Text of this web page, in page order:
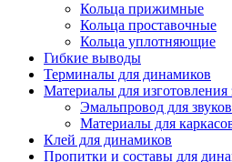
Кольца прижимные
Кольца проставочные
Кольца уплотняющие
Гибкие выводы
Терминалы для динамиков
Материалы для изготовления
Эмальпровод для
Материалы для
Клей для динамиков
Пропитки и составы для